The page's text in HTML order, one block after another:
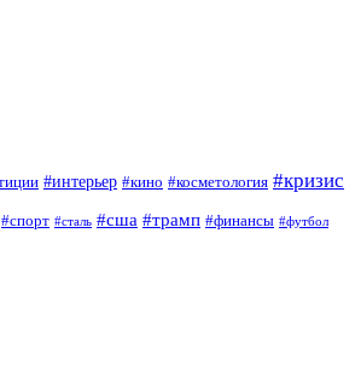
#интерьер #кино #косметология #кризис
#спорт #сталь #сша #трамп #финансы #футбол